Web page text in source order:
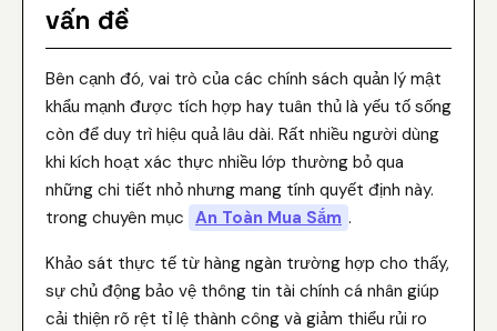
vấn đề
Bên cạnh đó, vai trò của các chính sách quản lý mật
khẩu mạnh được tích hợp hay tuân thủ là yếu tố sống
còn để duy trì hiệu quả lâu dài. Rất nhiều người dùng
khi kích hoạt xác thực nhiều lớp thường bỏ qua
những chi tiết nhỏ nhưng mang tính quyết định này.
trong chuyên mục An Toàn Mua Sắm .
Khảo sát thực tế từ hàng ngàn trường hợp cho thấy,
sự chủ động bảo vệ thông tin tài chính cá nhân giúp
cải thiện rõ rệt tỉ lệ thành công và giảm thiểu rủi ro